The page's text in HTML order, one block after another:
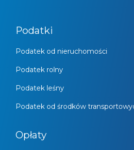
Podatki
Podatek od nieruchomości
Podatek rolny
Podatek leśny
Podatek od środków
Opłaty